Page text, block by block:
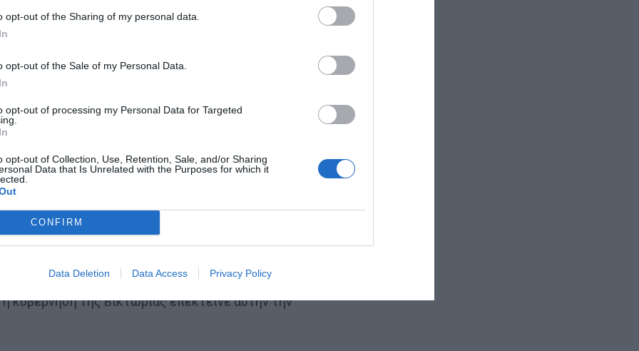
opt-out of the Sharing of my personal data.
opt-out of the Sale of my Personal Data.
opt-out of processing my Personal Data for Targeted
opt-out of Collection, Use, Retention, Sale, and/or Sharing
Data that Is Unrelated with the Purposes for which it
CONFIRM
Data Deletion Data Access Privacy Policy
συνολικά 111 ημέρες.
από το σπίτι μόνο για εργασία, άσκηση ή αναψυχή,
για τρόφιμα ή άλλα βασικά είδη. Η κυβέρνηση
κινηματογραφικές αίθουσες και χώρους
μόνο το λιανεμπόριο.
Ετιέν Καμαρά
μπορούσαν να ταξιδέψουν μόνο σε απόσταση 5
κυβέρνηση της Βικτώριας επέκτεινε αυτήν την